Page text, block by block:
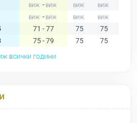
-
-
71 - 77 75 75
75 - 79 75 75
всички години